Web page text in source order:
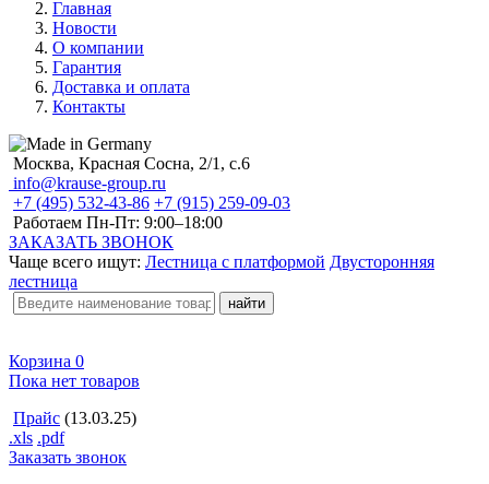
Главная
Новости
О компании
Гарантия
Доставка и оплата
Контакты
Москва, Красная Сосна, 2/1, с.6
info@krause-group.ru
+7 (495) 532-43-86 +7 (915) 259-09-03
Работаем Пн-Пт: 9:00–18:00
ЗАКАЗАТЬ ЗВОНОК
Чаще всего ищут: Лестница с платформой Двусторонняя
лестница
Корзина 0
Пока нет товаров
Прайс (13.03.25)
.xls .pdf
Заказать звонок